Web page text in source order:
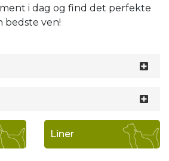
i dag og find det perfekte
bedste ven!
Liner